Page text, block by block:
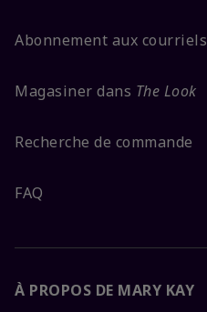
Abonnement aux courriels
Magasiner dans The Look
Recherche de commande
FAQ
À PROPOS DE MARY KAY